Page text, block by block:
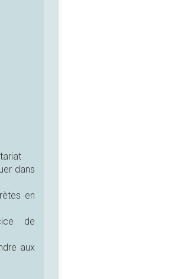
dans
en
de
aux